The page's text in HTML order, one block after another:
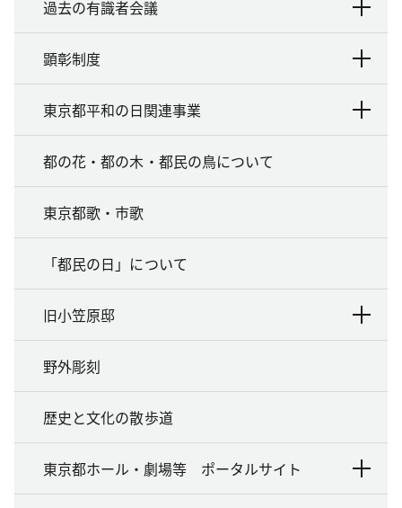
過去の有識者会議
顕彰制度
東京都平和の日関連事業
都の花・都の木・都民の鳥について
東京都歌・市歌
「都民の日」について
旧小笠原邸
野外彫刻
歴史と文化の散歩道
東京都ホール・劇場等 ポータルサイト